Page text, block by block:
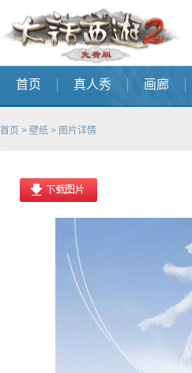
首页 真人秀 画廊
首页 > 壁纸 > 图片详情